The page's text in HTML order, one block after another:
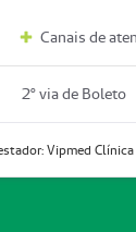
Canais de
2º via de Boleto